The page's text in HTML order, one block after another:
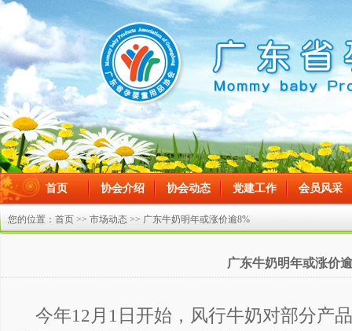
首页 协会介绍 协会动态 党建工作 会员风采
在线留言
您的位置： 首页 >> 市场动态 >> 广东牛奶明年或涨价逾8%
广东牛奶明年或涨价
今年12月1日开始，风行牛奶对部分产